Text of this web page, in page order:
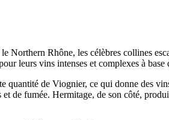
Rhône, les célèbres collines
leurs vins intenses et complexes à base
de Viognier, ce qui donne des
de fumée. Hermitage, de son côté,